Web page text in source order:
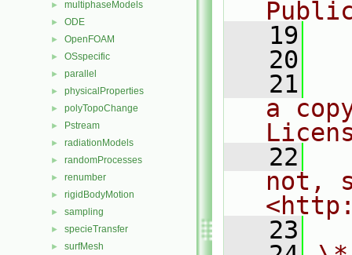
► multiphaseModels
► ODE
► OpenFOAM
► OSspecific
► parallel
► physicalProperties
► polyTopoChange
► Pstream
► radiationModels
► randomProcesses
► renumber
► rigidBodyMotion
► sampling
► specieTransfer
► surfMesh
   19
   20
   21
a
   22
not,
   23